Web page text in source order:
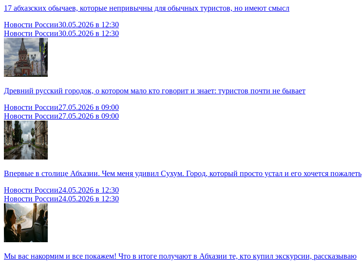
17 абхазских обычаев, которые непривычны для обычных туристов, но имеют смысл
Новости России30.05.2026 в 12:30
Новости России30.05.2026 в 12:30
Древний русский городок, о котором мало кто говорит и знает: туристов почти не бывает
Новости России27.05.2026 в 09:00
Новости России27.05.2026 в 09:00
Впервые в столице Абхазии. Чем меня удивил Сухум. Город, который просто устал и его хочется пожалеть
Новости России24.05.2026 в 12:30
Новости России24.05.2026 в 12:30
Мы вас накормим и все покажем! Что в итоге получают в Абхазии те, кто купил экскурсии, рассказываю